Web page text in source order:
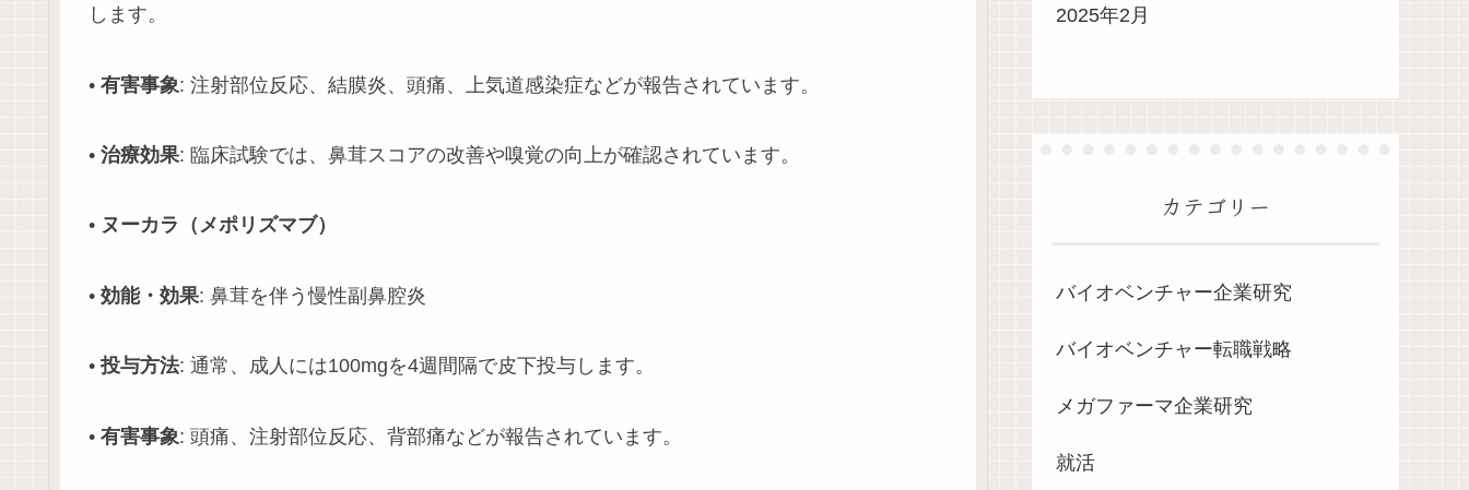
します。
• 有害事象: 注射部位反応、結膜炎、頭痛、上気道感染症などが報告されています。
• 治療効果: 臨床試験では、鼻茸スコアの改善や嗅覚の向上が確認されています。
• ヌーカラ（メポリズマブ）
• 効能・効果: 鼻茸を伴う慢性副鼻腔炎
• 投与方法: 通常、成人には100mgを4週間隔で皮下投与します。
• 有害事象: 頭痛、注射部位反応、背部痛などが報告されています。
2025年2月
カテゴリー
バイオベンチャー企業研究
バイオベンチャー転職戦略
メガファーマ企業研究
就活